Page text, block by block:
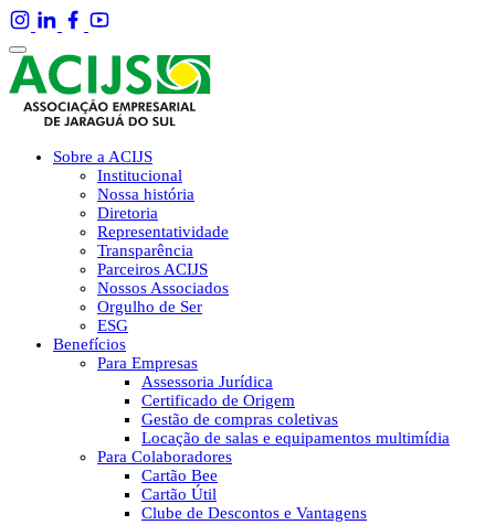
Sobre a ACIJS
Institucional
Nossa história
Diretoria
Representatividade
Transparência
Parceiros ACIJS
Nossos Associados
Orgulho de Ser
ESG
Benefícios
Para Empresas
Assessoria Jurídica
Certificado de Origem
Gestão de compras coletivas
Locação de salas e equipamentos multimídia
Para Colaboradores
Cartão Bee
Cartão Útil
Clube de Descontos e Vantagens